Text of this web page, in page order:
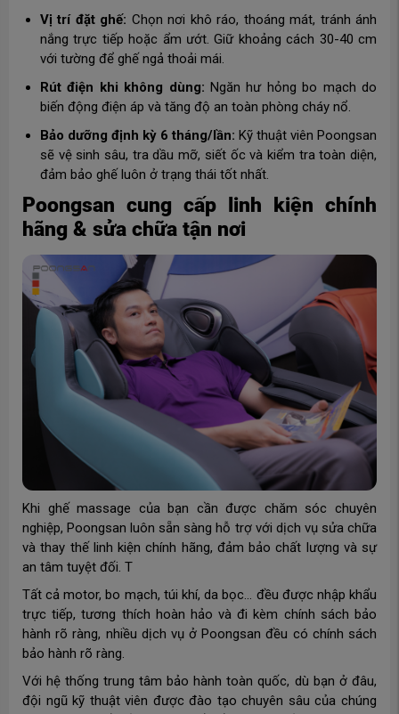
Vị trí đặt ghế: Chọn nơi khô ráo, thoáng mát, tránh ánh
nắng trực tiếp hoặc ẩm ướt. Giữ khoảng cách 30-40 cm
với tường để ghế ngả thoải mái.
Rút điện khi không dùng: Ngăn hư hỏng bo mạch do
biến động điện áp và tăng độ an toàn phòng cháy nổ.
Bảo dưỡng định kỳ 6 tháng/lần: Kỹ thuật viên Poongsan
sẽ vệ sinh sâu, tra dầu mỡ, siết ốc và kiểm tra toàn diện,
đảm bảo ghế luôn ở trạng thái tốt nhất.
Poongsan cung cấp linh kiện chính
hãng & sửa chữa tận nơi
Khi ghế massage của bạn cần được chăm sóc chuyên
nghiệp, Poongsan luôn sẵn sàng hỗ trợ với dịch vụ sửa chữa
và thay thế linh kiện chính hãng, đảm bảo chất lượng và sự
an tâm tuyệt đối. T
Tất cả motor, bo mạch, túi khí, da bọc… đều được nhập khẩu
trực tiếp, tương thích hoàn hảo và đi kèm chính sách bảo
hành rõ ràng, nhiều dịch vụ ở Poongsan đều có chính sách
bảo hành rõ ràng.
Với hệ thống trung tâm bảo hành toàn quốc, dù bạn ở đâu,
đội ngũ kỹ thuật viên được đào tạo chuyên sâu của chúng